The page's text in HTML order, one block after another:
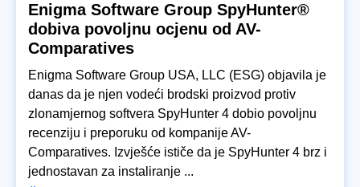
Enigma Software Group SpyHunter®
dobiva povoljnu ocjenu od AV-
Comparatives
Enigma Software Group USA, LLC (ESG) objavila je
danas da je njen vodeći brodski proizvod protiv
zlonamjernog softvera SpyHunter 4 dobio povoljnu
recenziju i preporuku od kompanije AV-
Comparatives. Izvješće ističe da je SpyHunter 4 brz i
jednostavan za instaliranje ...